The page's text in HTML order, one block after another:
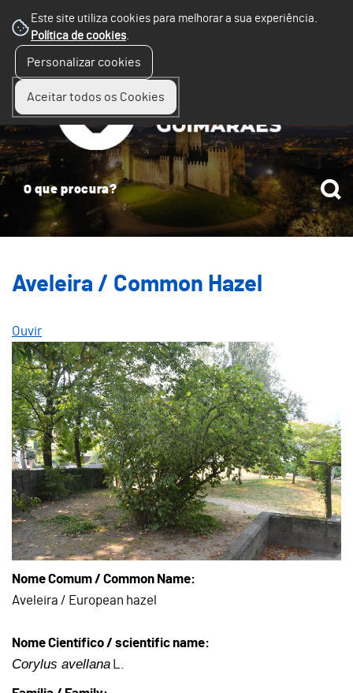
Este site utiliza cookies para melhorar a sua experiência.
Política de cookies.
Personalizar cookies
Aceitar todos os Cookies
Aveleira / Common Hazel
Ouvir
Nome Comum / Common Name:
Aveleira / European hazel
Nome Científico / scientific name:
Corylus avellana